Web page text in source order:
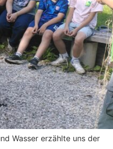
Wasser erzählte uns der